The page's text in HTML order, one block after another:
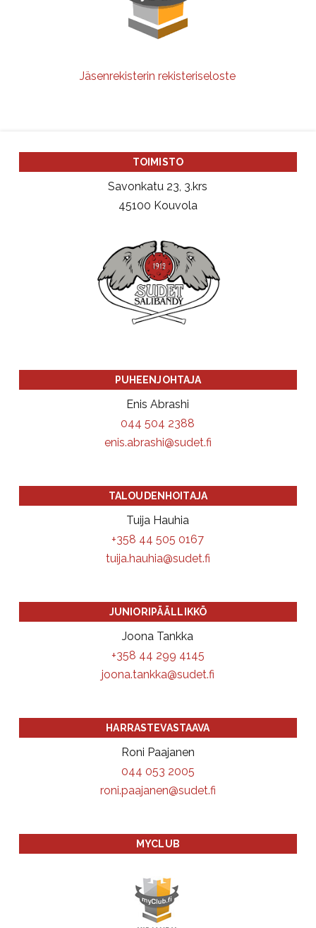
Jäsenrekisterin rekisteriseloste
TOIMISTO
Savonkatu 23, 3.krs
45100 Kouvola
PUHEENJOHTAJA
Enis Abrashi
044 504 2388
enis.abrashi@sudet.fi
TALOUDENHOITAJA
Tuija Hauhia
+358 44 505 0167
tuija.hauhia@sudet.fi
JUNIORIPÄÄLLIKKÖ
Joona Tankka
+358 44 299 4145
joona.tankka@sudet.fi
HARRASTEVASTAAVA
Roni Paajanen
044 053 2005
roni.paajanen@sudet.fi
MYCLUB